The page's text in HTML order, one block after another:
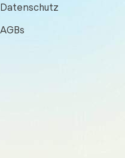
Datenschutz
AGBs